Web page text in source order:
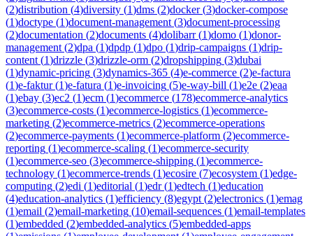
(2)distribution (4)diversity (1)dms (2)docker(3)docker-compose
(1)doctype (1)document-management (3)document-processing
(2)documentation (2)documents (4)dolibarr(1)domo (1)donor-
management (2)dpa (1)dpdp (1)dpo (1)drip-campaigns (1)drip-
content (1)drizzle (3)drizzle-orm (2)dropshipping (3)dubai
(1)dynamic-pricing (3)dynamics-365 (4)e-commerce (2)e-factura
(1)e-faktur(1)e-fatura (1)e-invoicing (5)e-way-bill (1)e2e (2)eaa
(1)ebay (3)ec2 (1)ecm (1)ecommerce (178)ecommerce-analytics
(3)ecommerce-costs (1)ecommerce-logistics (1)ecommerce-
marketing (2)ecommerce-metrics (2)ecommerce-operations
(2)ecommerce-payments (1)ecommerce-platform (2)ecommerce-
reporting (1)ecommerce-scaling (1)ecommerce-security
(1)ecommerce-seo (3)ecommerce-shipping (1)ecommerce-
technology (1)ecommerce-trends (1)ecosire (7)ecosystem (1)edge-
computing (2)edi (1)editorial (1)edr(1)edtech (1)education
(4)education-analytics (1)efficiency (8)egypt (2)electronics (1)emag
(1)email (2)email-marketing (10)email-sequences (1)email-templates
(1)embedded (2)embedded-analytics (5)embedded-apps